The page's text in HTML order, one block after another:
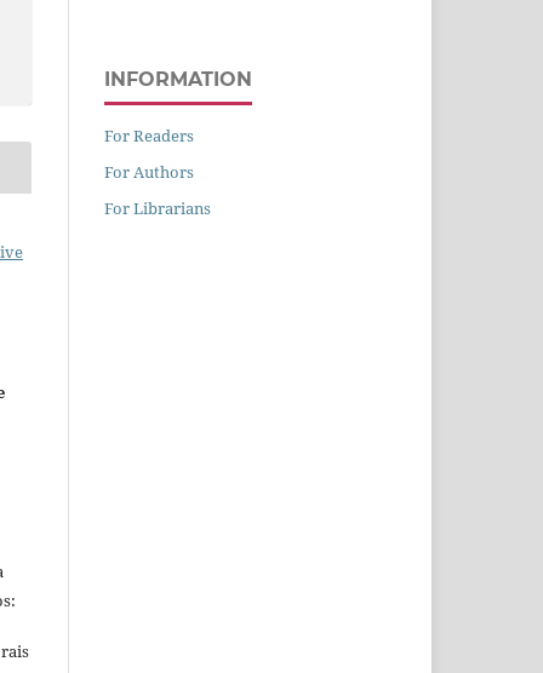
INFORMATION
For Readers
For Authors
For Librarians